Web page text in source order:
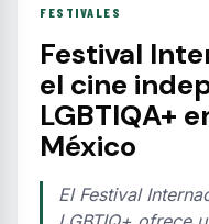
FESTIVALES
Festival
el cine
LGBTIQA+
México
El Festival